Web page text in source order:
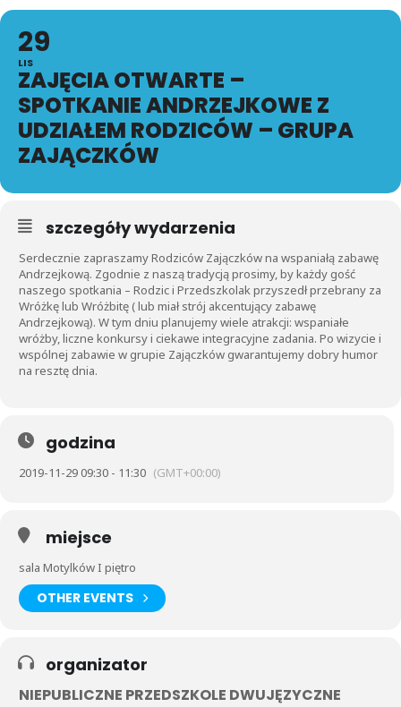
29
LIS
ZAJĘCIA OTWARTE –
SPOTKANIE ANDRZEJKOWE Z
UDZIAŁEM RODZICÓW – GRUPA
ZAJĄCZKÓW
szczegóły wydarzenia
Serdecznie zapraszamy Rodziców Zajączków na wspaniałą zabawę
Andrzejkową. Zgodnie z naszą tradycją prosimy, by każdy gość
naszego spotkania – Rodzic i Przedszkolak przyszedł przebrany za
Wróżkę lub Wróżbitę ( lub miał strój akcentujący zabawę
Andrzejkową). W tym dniu planujemy wiele atrakcji: wspaniałe
wróżby, liczne konkursy i ciekawe integracyjne zadania. Po wizycie i
wspólnej zabawie w grupie Zajączków gwarantujemy dobry humor
na resztę dnia.
godzina
2019-11-29 09:30 - 11:30 (GMT+00:00)
miejsce
sala Motylków I piętro
OTHER EVENTS
organizator
NIEPUBLICZNE PRZEDSZKOLE DWUJĘZYCZNE